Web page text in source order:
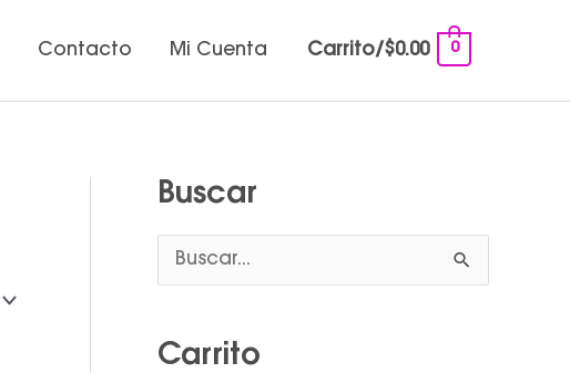
Contacto Mi Cuenta Carrito/$0.00 0
Buscar
s
Carrito